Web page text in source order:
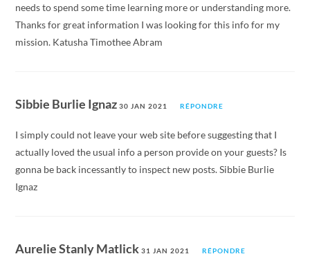
needs to spend some time learning more or understanding more.
Thanks for great information I was looking for this info for my
mission. Katusha Timothee Abram
Sibbie Burlie Ignaz30 JAN 2021 RÉPONDRE
I simply could not leave your web site before suggesting that I
actually loved the usual info a person provide on your guests? Is
gonna be back incessantly to inspect new posts. Sibbie Burlie
Ignaz
Aurelie Stanly Matlick31 JAN 2021 RÉPONDRE